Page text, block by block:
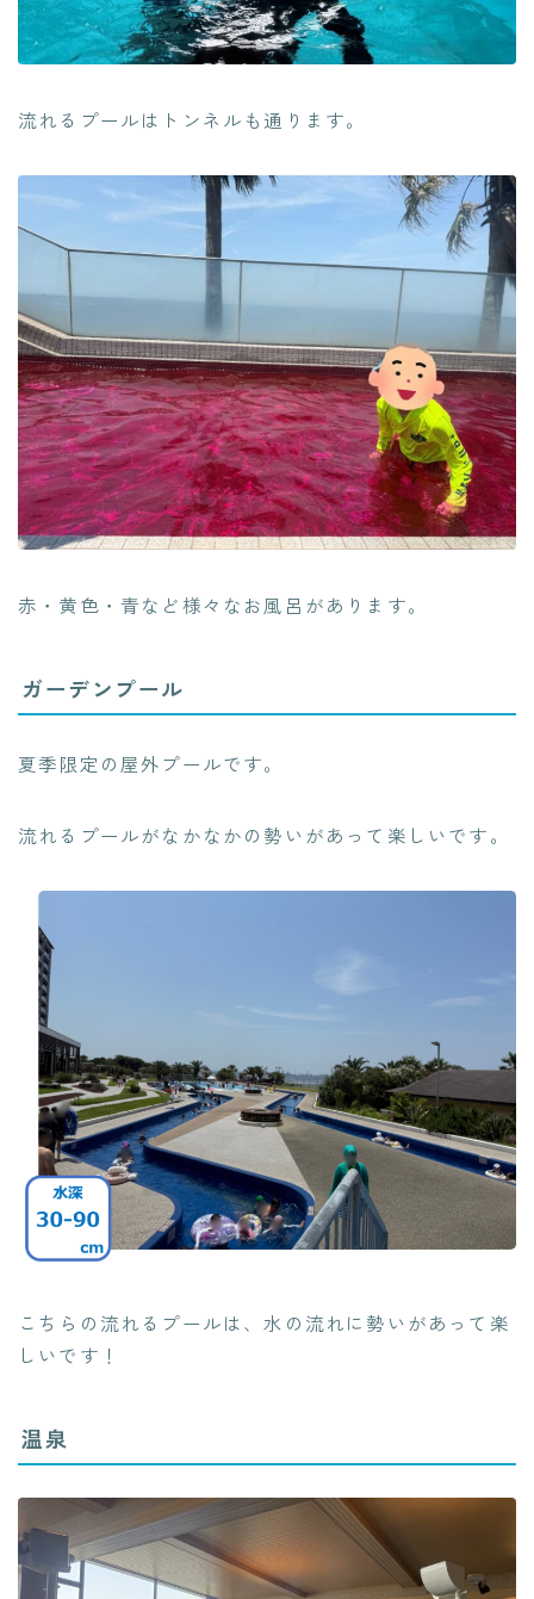
流れるプールはトンネルも通ります。
赤・黄色・青など様々なお風呂があります。
ガーデンプール
夏季限定の屋外プールです。
流れるプールがなかなかの勢いがあって楽しいです。
こちらの流れるプールは、水の流れに勢いがあって楽
しいです！
温泉